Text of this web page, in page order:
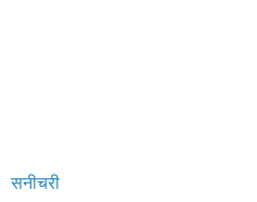
सनीचरी